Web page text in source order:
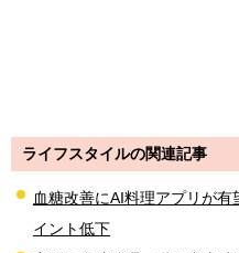
ライフスタイルの関連記事
血糖改善にAI料理アプリが
イント低下